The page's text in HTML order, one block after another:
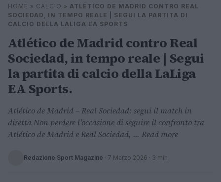
Cerca
⌕
HOME » CALCIO » ATLÉTICO DE MADRID CONTRO REAL
SOCIEDAD, IN TEMPO REALE | SEGUI LA PARTITA DI
CALCIO DELLA LALIGA EA SPORTS
Atlético de Madrid contro Real
Sociedad, in tempo reale | Segui
la partita di calcio della LaLiga
EA Sports.
Atlético de Madrid – Real Sociedad: segui il match in
diretta Non perdere l’occasione di seguire il confronto tra
Atlético de Madrid e Real Sociedad, ... Read more
Redazione Sport Magazine · 7 Marzo 2026 · 3 min